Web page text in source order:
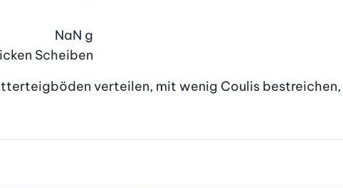
Scheiben
NaN g
verteilen, mit wenig Coulis